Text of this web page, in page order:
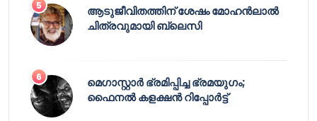
ആടുജീവിതത്തിന് ശേഷം മോഹൻലാൽ
ചിത്രവുമായി ബ്ലെസി
മെഗാസ്റ്റാർ ഭ്രമിപ്പിച്ച ഭ്രമയുഗം;
ഫൈനൽ കളക്ഷൻ റിപ്പോർട്ട്